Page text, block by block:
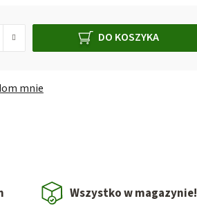
DO KOSZYKA
mnie
Wszystko w magazynie!